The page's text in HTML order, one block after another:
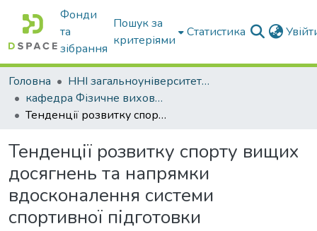
Фонди
та
зібрання
Пошук за
критеріями
Статистика
Головна
ННІ загальноуніверситетської підготовки
кафедра Фізичне виховання і спорт
Тенденції розвитку спорту вищих досягнень та напрямки вдосконалення системи спортивної підготовки
Тенденції розвитку спорту вищих
досягнень та напрямки
вдосконалення системи
спортивної підготовки